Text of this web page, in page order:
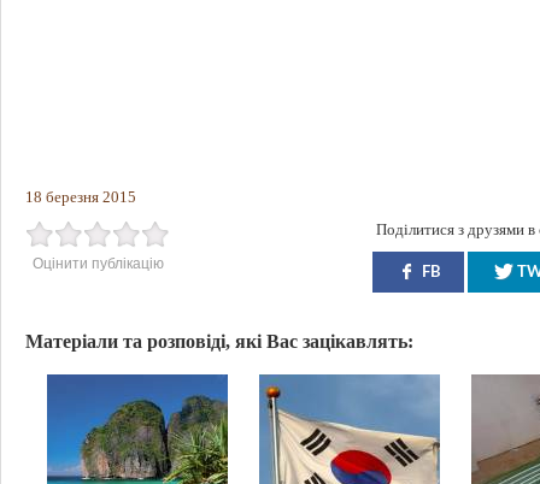
18 березня 2015
Оцінити публікацію
Поділитися з друзями
FB
Матеріали та розповіді, які Вас зацікавлять: